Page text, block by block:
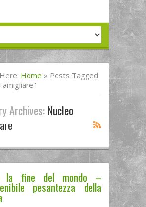
Home » Posts Tagged
Archives:Nucleo
la fine del mondo –
pesantezza della